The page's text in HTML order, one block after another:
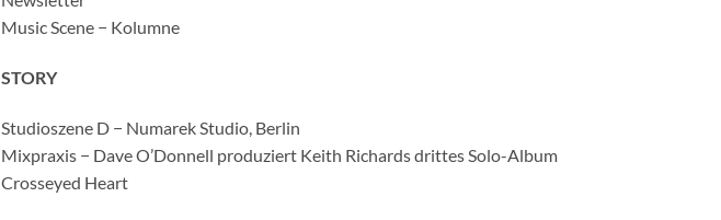
Music Scene − Kolumne
STORY
Studioszene D − Numarek Studio, Berlin
Mixpraxis − Dave O’Donnell produziert Keith Richards drittes Solo-Album
Crosseyed Heart